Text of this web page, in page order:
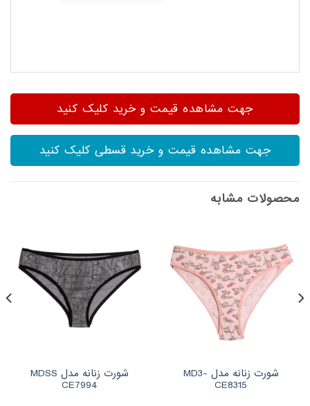
جهت مشاهده قیمت و خرید کلیک کنید
جهت مشاهده قیمت و خرید قسطی کلیک کنید
محصولات مشابه
شورت زنانه مدل MD3-
CE8315
شورت زنانه مدل MDSS
CE7994